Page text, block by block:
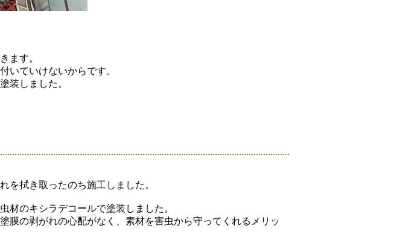
ます。
いていけないからです。
装しました。
を拭き取ったのち施工しました。
材のキシラデコールで塗装しました。
膜の剥がれの心配がなく、素材を害虫から守ってくれるメリッ